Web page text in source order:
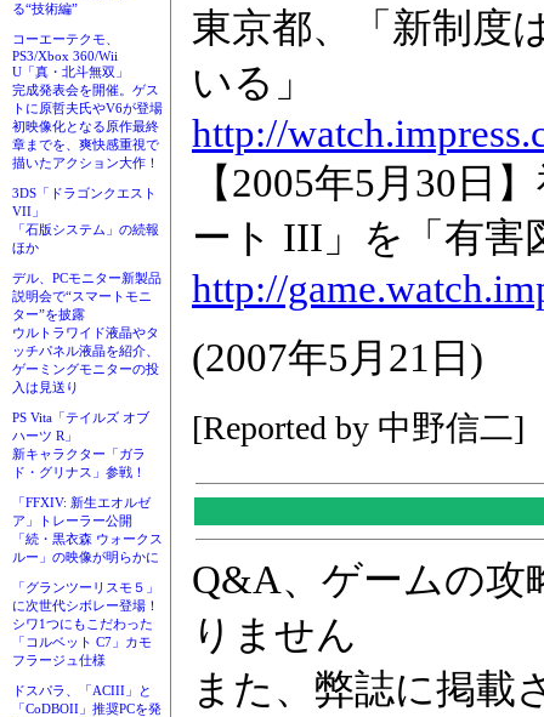
る“技術編”
コーエーテクモ、
PS3/Xbox 360/Wii
U「真・北斗無双」
完成発表会を開催。ゲス
トに原哲夫氏やV6が登場
初映像化となる原作最終
章までを、爽快感重視で
描いたアクション大作！
3DS「ドラゴンクエスト
VII」
「石版システム」の続報
ほか
デル、PCモニター新製品
説明会で“スマートモニ
ター”を披露
ウルトラワイド液晶やタ
ッチパネル液晶を紹介、
ゲーミングモニターの投
入は見送り
PS Vita「テイルズ オブ
ハーツ R」
新キャラクター「ガラ
ド・グリナス」参戦！
「FFXIV: 新生エオルゼ
ア」トレーラー公開
「続・黒衣森 ウォークス
ルー」の映像が明らかに
「グランツーリスモ５」
に次世代シボレー登場！
シワ1つにもこだわった
「コルベット C7」カモ
フラージュ仕様
ドスパラ、「ACIII」と
「CoDBOII」推奨PCを発
東京都、「新制度
いる」
http://
【2005年5月30日
ート III」を「有害
http://
(2007年5月21日)
[Reported by 中野信二]
Q&A、ゲームの攻
りません
また、弊誌に掲載